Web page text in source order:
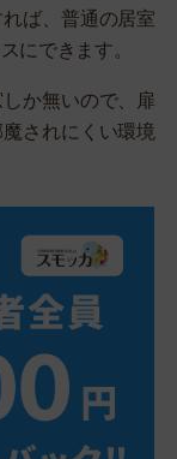
ば、普通の居室
にできます。
か無いので、扉
されにくい環境